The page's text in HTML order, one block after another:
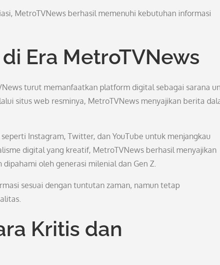
MetroTVNews berhasil memenuhi kebutuhan informasi
Era MetroTVNews
turut memanfaatkan platform digital sebagai sarana
situs web resminya, MetroTVNews menyajikan berita
Instagram, Twitter, dan YouTube untuk menjangkau
digital yang kreatif, MetroTVNews berhasil menyajikan
oleh generasi milenial dan Gen Z.
sesuai dengan tuntutan zaman, namun tetap
Kritis dan